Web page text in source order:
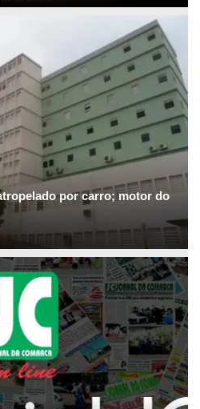
por carro; motor do